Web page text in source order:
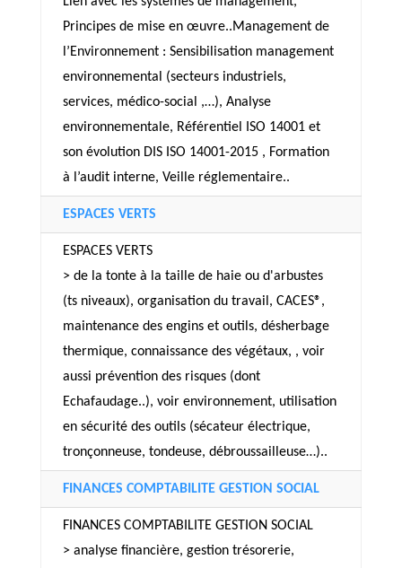
Principes de mise en œuvre..Management de
l’Environnement : Sensibilisation management
environnemental (secteurs industriels,
services, médico-social ,…), Analyse
environnementale, Référentiel ISO 14001 et
son évolution DIS ISO 14001-2015 , Formation
à l’audit interne, Veille réglementaire..
ESPACES VERTS
ESPACES VERTS
> de la tonte à la taille de haie ou d'arbustes
(ts niveaux), organisation du travail, CACES®,
maintenance des engins et outils, désherbage
thermique, connaissance des végétaux, , voir
aussi prévention des risques (dont
Echafaudage..), voir environnement, utilisation
en sécurité des outils (sécateur électrique,
tronçonneuse, tondeuse, débroussailleuse…)..
FINANCES COMPTABILITE GESTION SOCIAL
FINANCES COMPTABILITE GESTION SOCIAL
> analyse financière, gestion trésorerie,